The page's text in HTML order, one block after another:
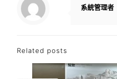
系統管理者
Related posts